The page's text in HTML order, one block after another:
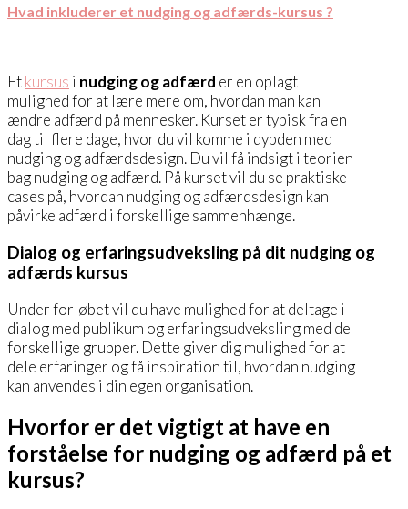
Hvad inkluderer et nudging og adfærds-kursus ?
Etkursus i nudging og adfærd er en oplagt
mulighed for at lære mere om, hvordan man kan
ændre adfærd på mennesker. Kurset er typisk fra en
dag til flere dage, hvor du vil komme i dybden med
nudging og adfærdsdesign. Du vil få indsigt i teorien
bag nudging og adfærd. På kurset vil du se praktiske
cases på, hvordan nudging og adfærdsdesign kan
påvirke adfærd i forskellige sammenhænge.
Dialog og erfaringsudveksling på dit nudging og
adfærds kursus
Under forløbet vil du have mulighed for at deltage i
dialog med publikum og erfaringsudveksling med de
forskellige grupper. Dette giver dig mulighed for at
dele erfaringer og få inspiration til, hvordan nudging
kan anvendes i din egen organisation.
Hvorfor er det vigtigt at have en
forståelse for nudging og adfærd på et
kursus?